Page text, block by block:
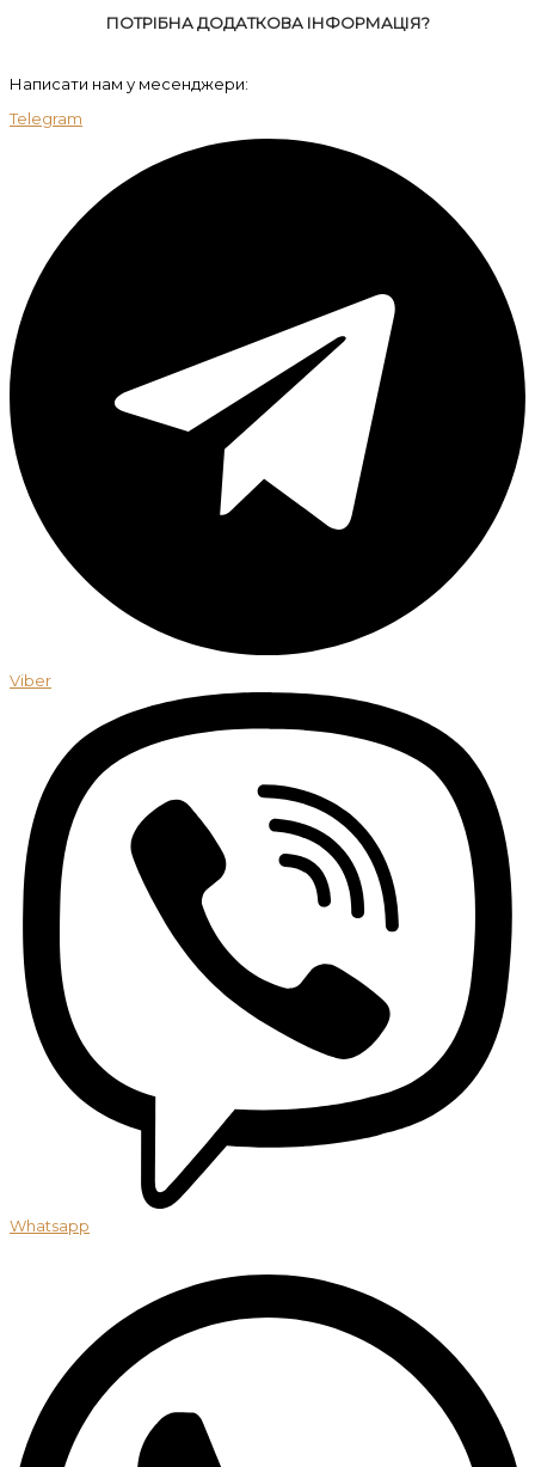
ПОТРІБНА ДОДАТКОВА ІНФОРМАЦІЯ?
Написати нам у месенджери:
Telegram
Viber
Whatsapp